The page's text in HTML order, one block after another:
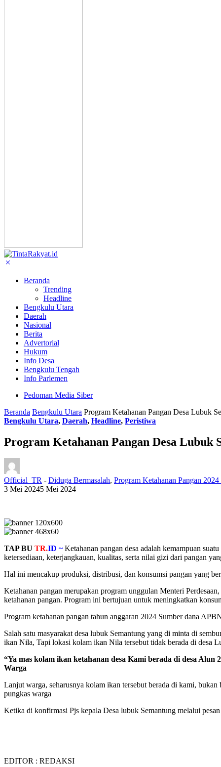
Beranda
Trending
Headline
Bengkulu Utara
Daerah
Nasional
Berita
Advertorial
Hukum
Info Desa
Bengkulu Tengah
Info Parlemen
Pedoman Media Siber
Beranda Bengkulu Utara Program Ketahanan Pangan Desa Lubuk
Bengkulu Utara, Daerah, Headline, Peristiwa
Program Ketahanan Pangan Desa Lubuk
Official_TR - Diduga Bermasalah, Program Ketahanan Pangan
3 Mei 20245 Mei 2024
TAP BU TR.ID ~Ketahanan pangan desa adalah kemampuan
ketersediaan, keterjangkauan, kualitas, serta nilai gizi dari pangan
Hal ini mencakup produksi, distribusi, dan konsumsi pangan yang
Ketahanan pangan merupakan program unggulan Menteri
ketahanan pangan. Program ini bertujuan untuk meningkatkan
Program ketahanan pangan tahun anggaran 2024 Sumber dana
Salah satu masyarakat desa lubuk Semantung yang di minta di
ikan Nila, Tapi lokasi kolam ikan Nila tersebut tidak berada di desa
“Ya mas kolam ikan ketahanan desa Kami berada di desa
Warga
Lanjut warga, seharusnya kolam ikan tersebut berada di kami,
pungkas warga
Ketika di konfirmasi Pjs kepala Desa lubuk Semantung melalui
EDITOR : REDAKSI